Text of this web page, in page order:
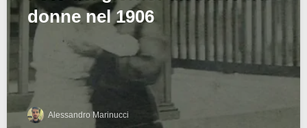
donne nel 1906
Alessandro Marinucci